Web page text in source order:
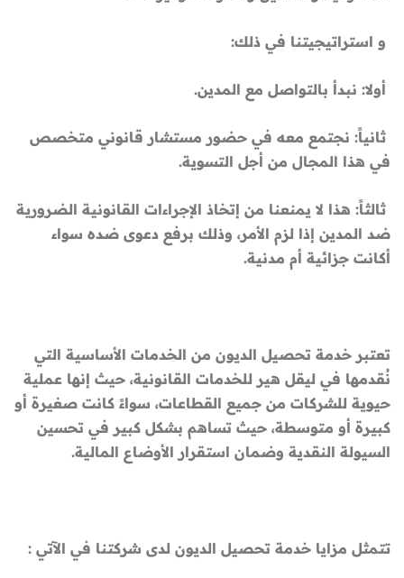
و استراتيجيتنا في ذلك:
أولا: نبدأ بالتواصل مع المدين.
ثانياً: نجتمع معه في حضور مستشار قانوني متخصص
في هذا المجال من أجل التسوية.
ثالثاً: هذا لا يمنعنا من إتخاذ الإجراءات القانونية الضرورية
ضد المدين إذا لزم الأمر، وذلك برفع دعوى ضده سواء
أكانت جزائية أم مدنية.
تعتبر خدمة تحصيل الديون من الخدمات الأساسية التي
نُقدمها في ليقل هير للخدمات القانونية، حيث إنها عملية
حيوية للشركات من جميع القطاعات، سواءً كانت صغيرة أو
كبيرة أو متوسطة، حيث تساهم بشكل كبير في تحسين
السيولة النقدية وضمان استقرار الأوضاع المالية.
تتمثل مزايا خدمة تحصيل الديون لدى شركتنا في الآتي :